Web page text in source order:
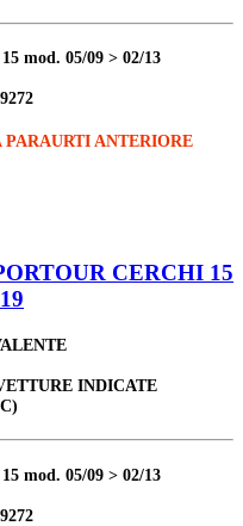
mod. 05/09 > 02/13
ANTERIORE
CERCHI 15
INDICATE
mod. 05/09 > 02/13